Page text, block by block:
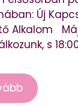
Új
Alkalom
s